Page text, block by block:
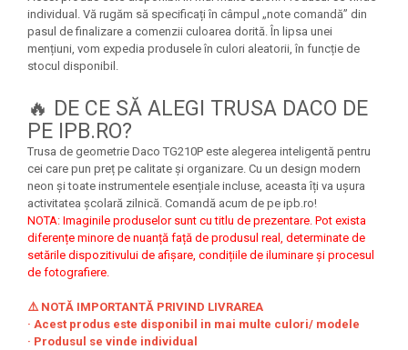
individual. Vă rugăm să specificați în câmpul „note comandă” din
pasul de finalizare a comenzii culoarea dorită. În lipsa unei
mențiuni, vom expedia produsele în culori aleatorii, în funcție de
stocul disponibil.
🔥 DE CE SĂ ALEGI TRUSA DACO DE
PE IPB.RO?
Trusa de geometrie Daco TG210P este alegerea inteligentă pentru
cei care pun preț pe calitate și organizare. Cu un design modern
neon și toate instrumentele esențiale incluse, aceasta îți va ușura
activitatea școlară zilnică. Comandă acum de pe ipb.ro!
NOTA: Imaginile produselor sunt cu titlu de prezentare. Pot exista
diferențe minore de nuanță față de produsul real, determinate de
setările dispozitivului de afișare, condițiile de iluminare și procesul
de fotografiere.
⚠️ NOTĂ IMPORTANTĂ PRIVIND LIVRAREA
· Acest produs este disponibil in mai multe culori/ modele
· Produsul se vinde individual